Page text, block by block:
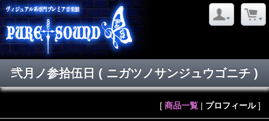
弐月ノ参拾伍日 ( ニガツノサンジュウゴニチ )
[ 商品一覧 | プロフィール]